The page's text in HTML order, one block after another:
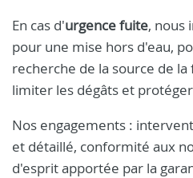
En cas d'urgence fuite, nous
pour une mise hors d'eau,
recherche de la source de la
limiter les dégâts et
Nos engagements :
et détaillé, conformité aux
d'esprit apportée par la